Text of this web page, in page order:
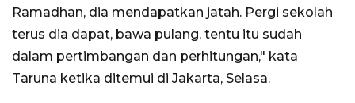
Ramadhan, dia mendapatkan jatah. Pergi sekolah
terus dia dapat, bawa pulang, tentu itu sudah
dalam pertimbangan dan perhitungan," kata
Taruna ketika ditemui di Jakarta, Selasa.